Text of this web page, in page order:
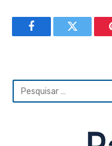
FacebookTwitter